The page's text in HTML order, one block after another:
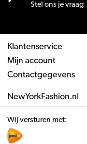
Stel ons je vraag
Klantenservice
Mijn account
Contactgegevens
NewYorkFashion.nl
Wij versturen met: